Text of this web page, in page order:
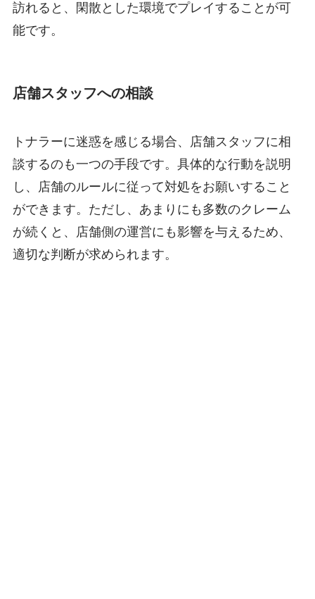
訪れると、閑散とした環境でプレイすることが可
能です。
店舗スタッフへの相談
トナラーに迷惑を感じる場合、店舗スタッフに相
談するのも一つの手段です。具体的な行動を説明
し、店舗のルールに従って対処をお願いすること
ができます。ただし、あまりにも多数のクレーム
が続くと、店舗側の運営にも影響を与えるため、
適切な判断が求められます。